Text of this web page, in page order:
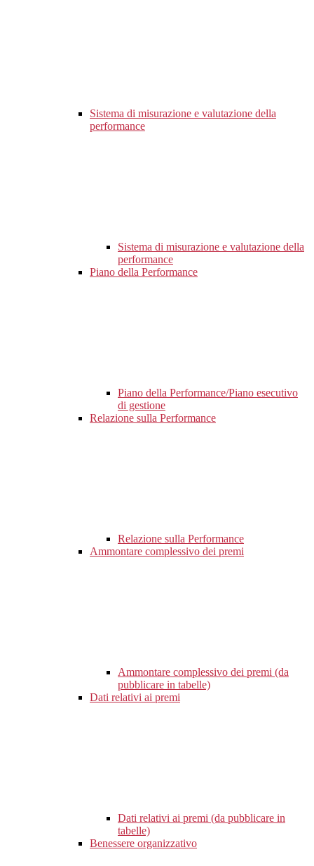
Sistema di misurazione e valutazione della
performance
Sistema di misurazione e valutazione della
performance
Piano della Performance
Piano della Performance/Piano esecutivo
di gestione
Relazione sulla Performance
Relazione sulla Performance
Ammontare complessivo dei premi
Ammontare complessivo dei premi (da
pubblicare in tabelle)
Dati relativi ai premi
Dati relativi ai premi (da pubblicare in
tabelle)
Benessere organizzativo